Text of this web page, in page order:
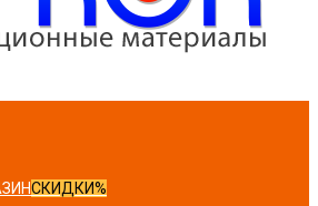
СКИДКИ%